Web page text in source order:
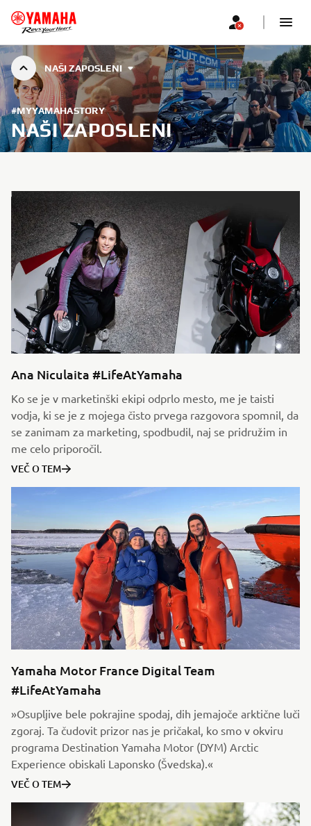
NAŠI ZAPOSLENI
#MYYAMAHASTORY
NAŠI ZAPOSLENI
Ana Niculaita #LifeAtYamaha
Ko se je v marketinški ekipi odprlo mesto, me je taisti
vodja, ki se je z mojega čisto prvega razgovora spomnil, da
se zanimam za marketing, spodbudil, naj se pridružim in
me celo priporočil.
VEČ O TEM
Yamaha Motor France Digital Team
#LifeAtYamaha
»Osupljive bele pokrajine spodaj, dih jemajoče arktične luči
zgoraj. Ta čudovit prizor nas je pričakal, ko smo v okviru
programa Destination Yamaha Motor (DYM) Arctic
Experience obiskali Laponsko (Švedska).«
VEČ O TEM